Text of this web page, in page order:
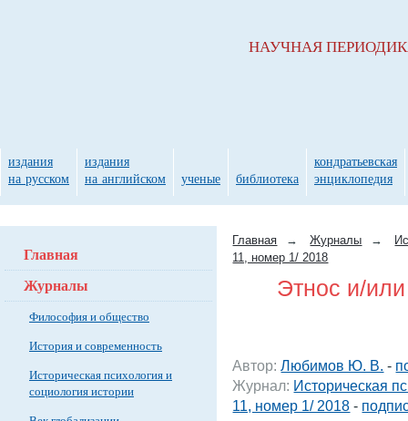
Главная → Журналы →
11, номер 1/ 2018
Этнос и/или
Автор: Любимов Ю. В. -
Журнал: Историческая
11, номер 1/ 2018 -
Главная
Журналы
Философия и общество
История и современность
Историческая психология и
социология истории
НАУЧНАЯ
издания
на русском
издания
на английском
ученые библиотека
кондратьевская
энциклопедия